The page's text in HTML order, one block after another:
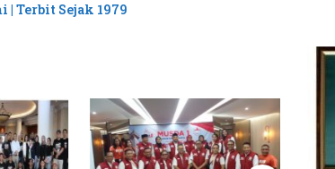
| Terbit Sejak 1979